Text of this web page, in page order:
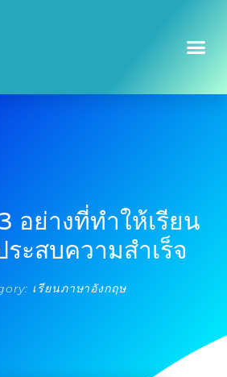
อย่างที่ทำให้เรียน
ะสบความสำเร็จ
เรียนภาษาอังกฤษ